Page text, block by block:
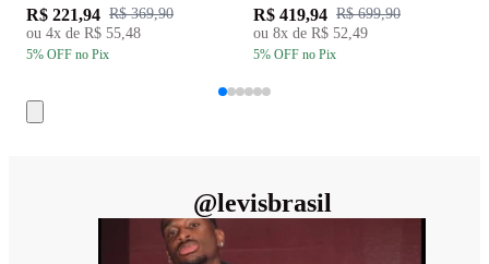
R$ 221,94 R$ 369,90
ou 4x de R$ 55,48
5% OFF no Pix
R$ 419,94 R$ 699,90
ou 8x de R$ 52,49
5% OFF no Pix
@levisbrasil